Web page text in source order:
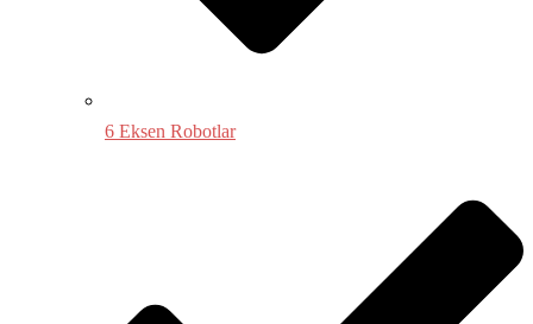
6 Eksen Robotlar